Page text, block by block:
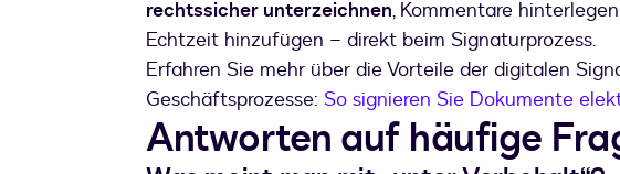
rechtssicher unterzeichnen, Kommentare
Echtzeit hinzufügen – direkt beim Signaturprozess.
Erfahren Sie mehr über die Vorteile der digitalen
Geschäftsprozesse: So signieren Sie Dokumente
Antworten auf häufige